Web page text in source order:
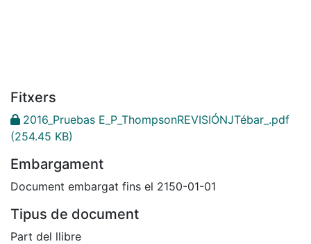
Fitxers
2016_Pruebas E_P_ThompsonREVISIÓNJTébar_.pdf
(254.45 KB)
Embargament
Document embargat fins el 2150-01-01
Tipus de document
Part del llibre